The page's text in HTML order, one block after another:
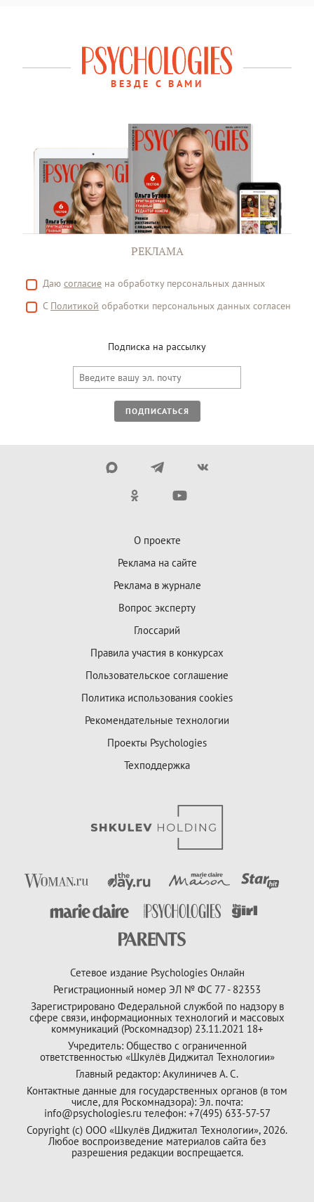
ВЕЗДЕ С ВАМИ
РЕКЛАМА
Даю согласие на обработку персональных данных
С Политикой обработки персональных данных согласен
Подписка на рассылку
ПОДПИСАТЬСЯ
О проекте
Реклама на сайте
Реклама в журнале
Вопрос эксперту
Глоссарий
Правила участия в конкурсах
Пользовательское соглашение
Политика использования cookies
Рекомендательные технологии
Проекты Psychologies
Техподдержка
Сетевое издание Psychologies Онлайн
Регистрационный номер ЭЛ № ФС 77 - 82353
Зарегистрировано Федеральной службой по надзору в
сфере связи, информационных технологий и массовых
коммуникаций (Роскомнадзор) 23.11.2021 18+
Учредитель: Общество с ограниченной
ответственностью «Шкулёв Диджитал Технологии»
Главный редактор: Акулиничев А. С.
Контактные данные для государственных органов (в том
числе, для Роскомнадзора): Эл. почта:
info@psychologies.ru телефон: +7(495) 633-57-57
Copyright (с) ООО «Шкулёв Диджитал Технологии», 2026.
Любое воспроизведение материалов сайта без
разрешения редакции воспрещается.